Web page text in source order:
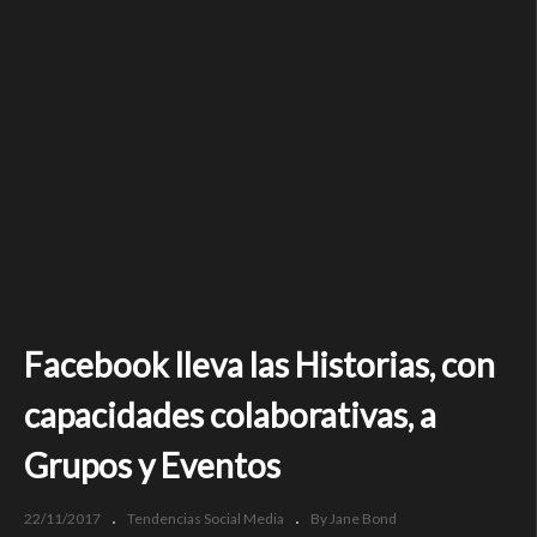
Facebook lleva las Historias, con
capacidades colaborativas, a
Grupos y Eventos
22/11/2017 Tendencias Social Media
By Jane Bond